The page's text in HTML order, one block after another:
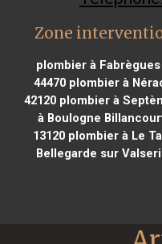
Zone
plombier à Fabrègues
44470 plombier à
42120 plombier à
à Boulogne
13120plombier à Le
Bellegarde sur